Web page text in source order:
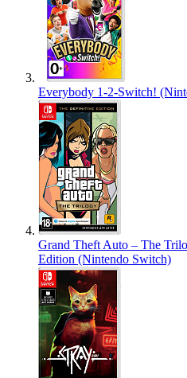
Everybody 1-2-Switch!
Grand Theft Auto – The
Edition (Nintendo Switch)